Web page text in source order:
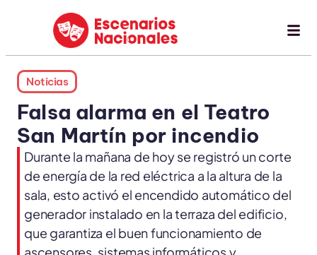
Noticias
Falsa alarma en el Teatro
San Martín por incendio
Durante la mañana de hoy se registró un corte
de energía de la red eléctrica a la altura de la
sala, esto activó el encendido automático del
generador instalado en la terraza del edificio,
que garantiza el buen funcionamiento de